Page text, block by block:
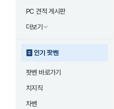
PC 견적 게시판
더보기
인기 팟벤
팟벤 바로가기
치지직
차벤